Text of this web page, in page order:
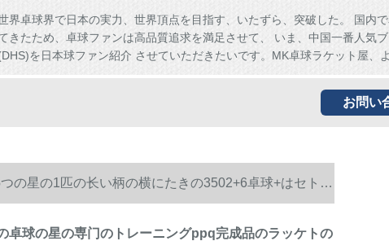
界卓球界で日本の実力、世界頂点を目指す、いたずら、突破した。 国内
きたため、卓球ファンは高品質追求を満足させて、 いま、中国一番人気
を日本球ファン紹介 させていただきたいです。MK卓球ラケット屋、
お問い
の星の1匹の长い柄の横にたきの3502+6卓球+はセトを
卓球の星の専门のトレーニングppq完成品のラッケトの